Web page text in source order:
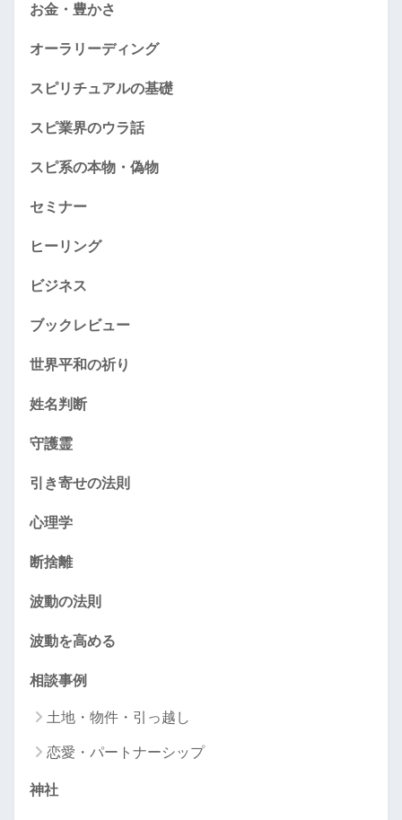
お金・豊かさ
オーラリーディング
スピリチュアルの基礎
スピ業界のウラ話
スピ系の本物・偽物
セミナー
ヒーリング
ビジネス
ブックレビュー
世界平和の祈り
姓名判断
守護霊
引き寄せの法則
心理学
断捨離
波動の法則
波動を高める
相談事例
土地・物件・引っ越し
恋愛・パートナーシップ
神社